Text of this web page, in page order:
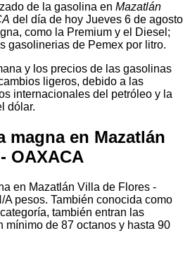
de la gasolina en Mazatlán
del día de hoy Jueves 6 de agosto
como la Premium y el Diesel;
gasolinerias de Pemex por litro.
y los precios de las gasolinas
ligeros, debido a las
internacionales del petróleo y la
dólar.
magna en Mazatlán
OAXACA
en Mazatlán Villa de Flores -
pesos. También conocida como
también entran las
mínimo de 87 octanos y hasta 90